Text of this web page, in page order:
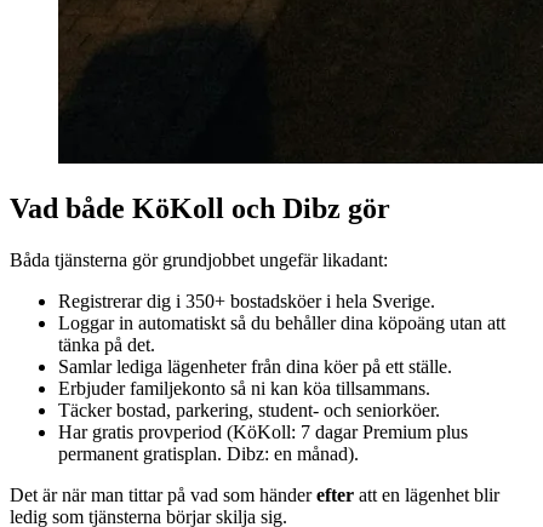
Vad både KöKoll och Dibz gör
Båda tjänsterna gör grundjobbet ungefär likadant:
Registrerar dig i 350+ bostadsköer i hela Sverige.
Loggar in automatiskt så du behåller dina köpoäng utan att
tänka på det.
Samlar lediga lägenheter från dina köer på ett ställe.
Erbjuder familjekonto så ni kan köa tillsammans.
Täcker bostad, parkering, student- och seniorköer.
Har gratis provperiod (KöKoll: 7 dagar Premium plus
permanent gratisplan. Dibz: en månad).
Det är när man tittar på vad som händerefter att en lägenhet blir
ledig som tjänsterna börjar skilja sig.